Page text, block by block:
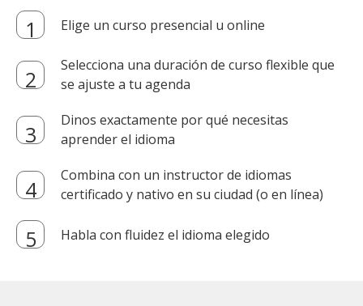
Elige un curso presencial u online
Selecciona una duración de curso flexible que
se ajuste a tu agenda
Dinos exactamente por qué necesitas
aprender el idioma
Combina con un instructor de idiomas
certificado y nativo en su ciudad (o en línea)
Habla con fluidez el idioma elegido